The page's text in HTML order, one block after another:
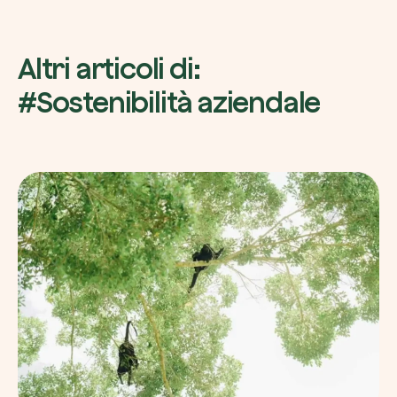
Altri articoli di:
#Sostenibilità aziendale